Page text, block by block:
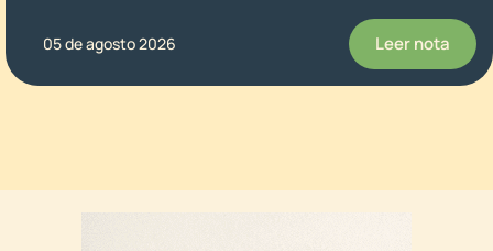
05 de agosto 2026 Leer nota